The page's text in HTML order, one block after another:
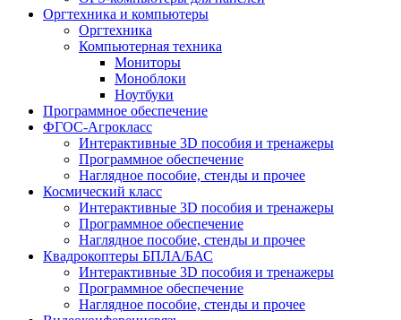
Оргтехника и компьютеры
Оргтехника
Компьютерная техника
Мониторы
Моноблоки
Ноутбуки
Программное обеспечение
ФГОС-Агрокласс
Интерактивные 3D пособия и тренажеры
Программное обеспечение
Наглядное пособие, стенды и прочее
Космический класс
Интерактивные 3D пособия и тренажеры
Программное обеспечение
Наглядное пособие, стенды и прочее
Квадрокоптеры БПЛА/БАС
Интерактивные 3D пособия и тренажеры
Программное обеспечение
Наглядное пособие, стенды и прочее